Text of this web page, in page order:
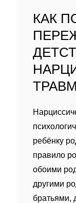
КАК
ребëнку
правило
обоими
другими
братьями,